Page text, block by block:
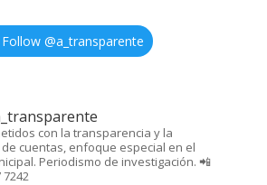
Follow @a_transparente
con la transparencia y la
cuentas, enfoque especial en el
Periodismo de investigación. 📲
7242